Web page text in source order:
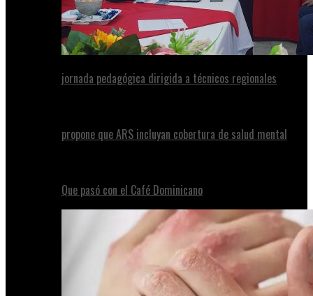
jornada pedagógica dirigida a técnicos regionales
propone que ARS incluyan cobertura de salud mental
Que pasó con el Café Dominicano